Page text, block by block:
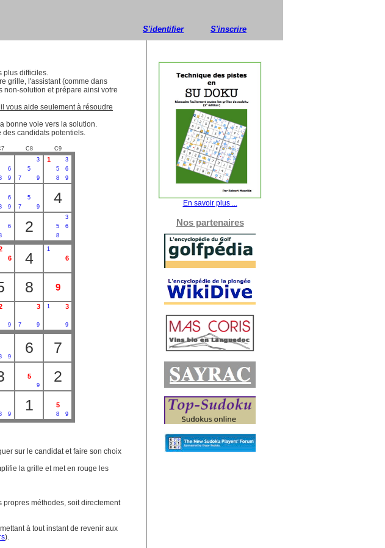
S'identifier S'inscrire
plus difficiles.
grille, l'assistant (comme dans
non-solution et prépare ainsi votre
vous aide seulement à résoudre
bonne voie vers la solution.
des candidats potentiels.
C8 C9
6
9
3
5
7
9
1
3
5
6
8
9
6
9
5
7
9
4
6
2
3
5
6
8
6
4
1
6
8 9
9
3
7 9
1 3
9
9
6 7
5
9
2
9
1 5
8 9
sur le candidat et faire son choix
la grille et met en rouge les
propres méthodes, soit directement
à tout instant de revenir aux
).
En savoir plus ...
Nos partenaires